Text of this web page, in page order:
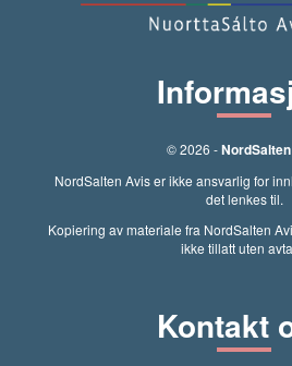
© 2026 -
NordSalten Avis er ikke ansvarlig for
det lenkes til.
Kopiering av materiale fra NordSalten
ikke tillatt uten
Kontakt